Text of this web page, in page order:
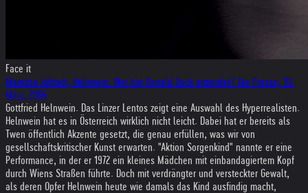
Face it
Manisha Jothadi, Helnwein: Wer hat Donald Duck ermordet? Die Presse, 10.
März, 2006
Gottfried Helnwein. Das Linzer Lentos zeigt eine Auswahl des Hyperrealisten.
Helnwein hat es in Österreich wirklich nicht leicht. Dabei hat er bereits als
Twen öffentlich Akzente gesetzt, die genau erfüllen, was wir von
gesellschaftskritischer Kunst erwarten. "Aktion Sorgenkind" nannte er eine
Performance, in der er 1972 ein kleines Mädchen mit einbandagiertem Kopf
durch Wiens Straßen führte. Doch mit verdrängter und versteckter Gewalt,
als deren Opfer Helnwein heute wie damals das Kind ausfindig macht,